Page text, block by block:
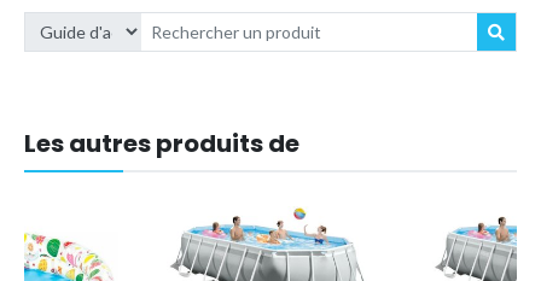
Les autres produits de